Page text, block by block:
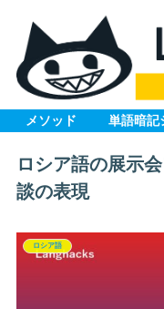
メソッド 単語暗記
ロシア語の展示
談の表現
ロシア語